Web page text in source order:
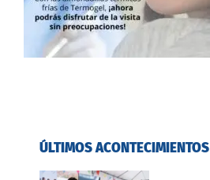
ÚLTIMOS ACONTECIMIENTOS